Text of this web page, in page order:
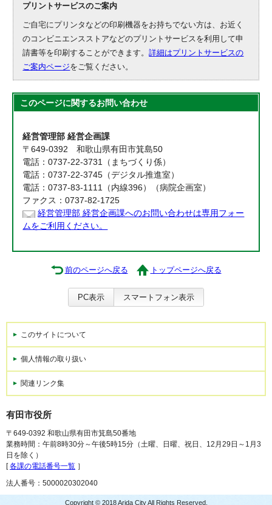
プリントサービスのご案内
ご自宅にプリンタなどの印刷機器をお持ちでない方は、お近く
のコンビニエンスストアなどのプリントサービスを利用して申
請書等を印刷することができます。詳細はプリントサービスの
ご案内ページをご覧ください。
このページに関するお問い合わせ
経営管理部 経営企画課
〒649-0392 和歌山県有田市箕島50
電話：0737-22-3731（まちづくり係）
電話：0737-22-3745（デジタル推進室）
電話：0737-83-1111（内線396）（病院企画室）
ファクス：0737-82-1725
経営管理部 経営企画課へのお問い合わせは専用フォー
ムをご利用ください。
前のページへ戻る トップページへ戻る
PC表示 スマートフォン表示
このサイトについて
個人情報の取り扱い
関連リンク集
有田市役所
〒649-0392 和歌山県有田市箕島50番地
業務時間：午前8時30分～午後5時15分（土曜、日曜、祝日、12月29日～1月3
日を除く）
[各課の電話番号一覧 ］
法人番号：5000020302040
Copyright © 2018 Arida City All Rights Reserved.